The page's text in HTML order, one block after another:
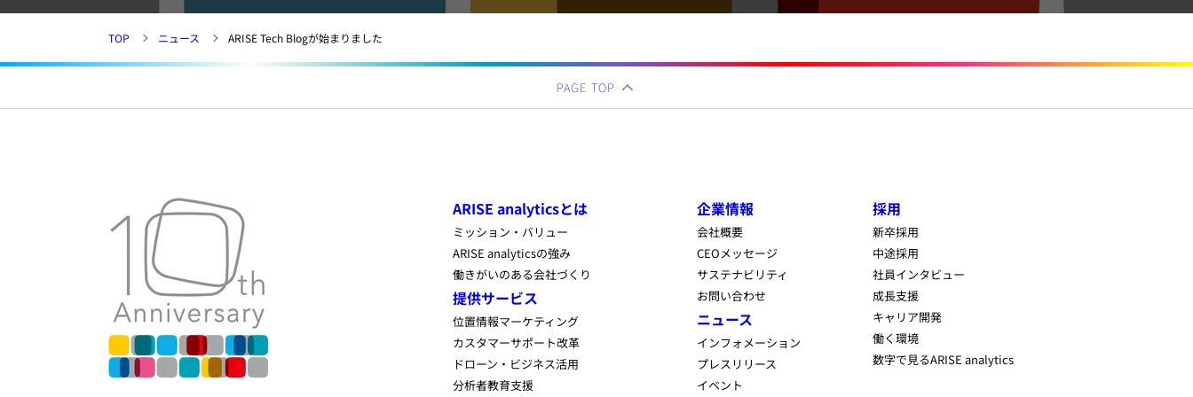
TOP ニュース ARISE Tech Blogが始まりました
PAGE TOP
ARISE analyticsとは
ミッション・バリュー
ARISE analyticsの強み
働きがいのある会社づくり
提供サービス
位置情報マーケティング
カスタマーサポート改革
ドローン・ビジネス活用
分析者教育支援
企業情報
会社概要
CEOメッセージ
サステナビリティ
お問い合わせ
ニュース
インフォメーション
プレスリリース
イベント
採用
新卒採用
中途採用
社員インタビュー
成長支援
キャリア開発
働く環境
数字で見るARISE analytics